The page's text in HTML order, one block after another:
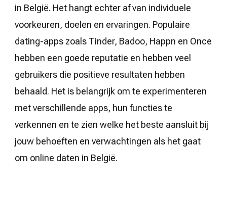
in België. Het hangt echter af van individuele
voorkeuren, doelen en ervaringen. Populaire
dating-apps zoals Tinder, Badoo, Happn en Once
hebben een goede reputatie en hebben veel
gebruikers die positieve resultaten hebben
behaald. Het is belangrijk om te experimenteren
met verschillende apps, hun functies te
verkennen en te zien welke het beste aansluit bij
jouw behoeften en verwachtingen als het gaat
om online daten in België.